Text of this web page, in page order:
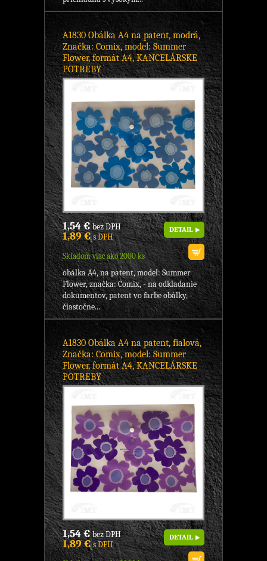
A1830 Obálka A4 na patent, modrá,
Značka: Comix, model: Summer
Flower, formát A4, KANCELÁRSKE
POTREBY
1,54 €bez DPH
1,89 €s DPH
Skladom viac ako 2000 ks
DETAIL
obálka A4, na patent, model: Summer
Flower, značka: Comix, - na odkladanie
dokumentov, patent vo farbe obálky, -
čiastočne...
A1830 Obálka A4 na patent, fialová,
Značka: Comix, model: Summer
Flower, formát A4, KANCELÁRSKE
POTREBY
1,54 €bez DPH
1,89 €s DPH
DETAIL